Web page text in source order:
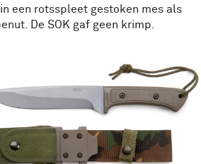
een rotsspleet gestoken mes als
De SOK gaf geen krimp.